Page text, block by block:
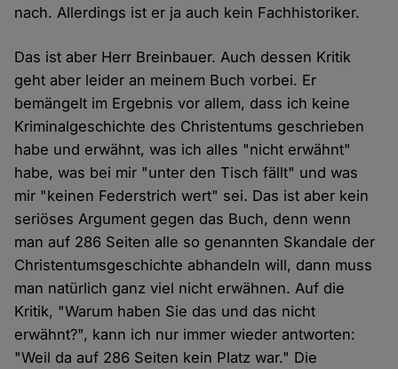
nach. Allerdings ist er ja auch kein Fachhistoriker.
Das ist aber Herr Breinbauer. Auch dessen Kritik
geht aber leider an meinem Buch vorbei. Er
bemängelt im Ergebnis vor allem, dass ich keine
Kriminalgeschichte des Christentums geschrieben
habe und erwähnt, was ich alles "nicht erwähnt"
habe, was bei mir "unter den Tisch fällt" und was
mir "keinen Federstrich wert" sei. Das ist aber kein
seriöses Argument gegen das Buch, denn wenn
man auf 286 Seiten alle so genannten Skandale der
Christentumsgeschichte abhandeln will, dann muss
man natürlich ganz viel nicht erwähnen. Auf die
Kritik, "Warum haben Sie das und das nicht
erwähnt?", kann ich nur immer wieder antworten:
"Weil da auf 286 Seiten kein Platz war." Die